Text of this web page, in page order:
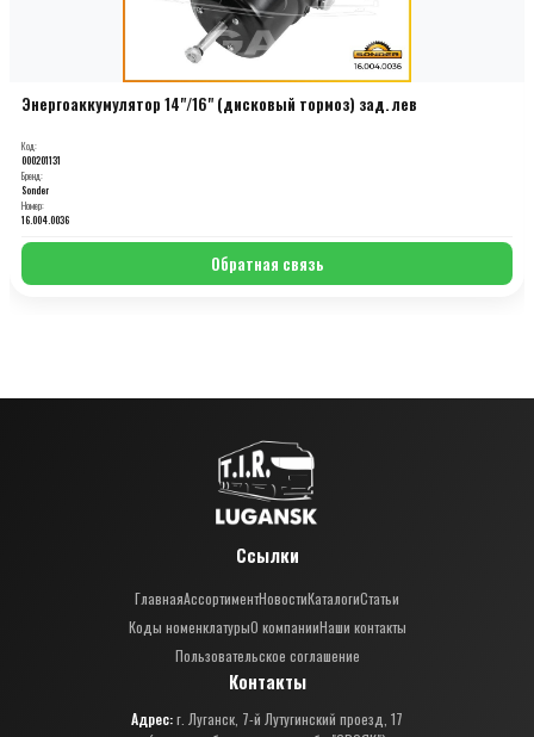
Энергоаккумулятор 14"/16" (дисковый тормоз) зад. лев
Код:
000201131
Бренд:
Sonder
Номер:
16.004.0036
Обратная связь
Ссылки
ГлавнаяАссортиментНовостиКаталогиСтатьи
Коды номенклатурыО компанииНаши контакты
Пользовательское соглашение
Контакты
Адрес:г. Луганск, 7-й Лутугинский проезд, 17